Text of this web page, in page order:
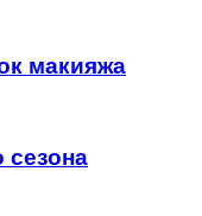
макияжа
сезона